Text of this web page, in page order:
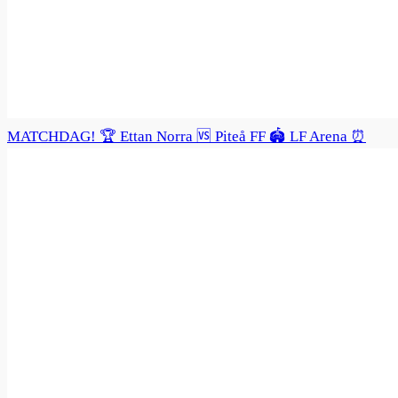
MATCHDAG! 🏆 Ettan Norra 🆚 Piteå FF 🏟️ LF Arena ⏰